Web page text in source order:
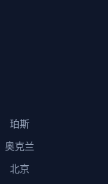
珀斯
奥克兰
北京